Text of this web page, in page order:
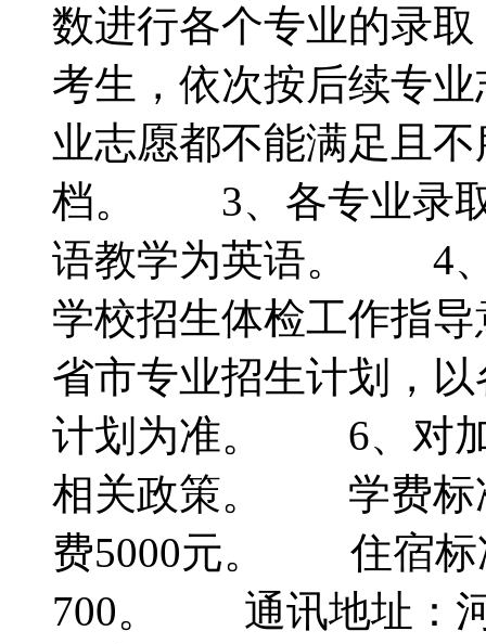
数进行各个专业的录
考生，依次按后续专
业志愿都不能满足且
档。 3、各专业录取
语教学为英语。 4、
学校招生体检工作指
省市专业招生计划，
计划为准。 6、对加
相关政策。 学费标
费5000元。 住宿标
700。 通讯地址：河